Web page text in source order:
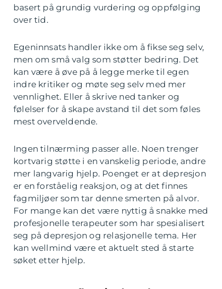
basert på grundig vurdering og oppfølging
over tid.
Egeninnsats handler ikke om å fikse seg selv,
men om små valg som støtter bedring. Det
kan være å øve på å legge merke til egen
indre kritiker og møte seg selv med mer
vennlighet. Eller å skrive ned tanker og
følelser for å skape avstand til det som føles
mest overveldende.
Ingen tilnærming passer alle. Noen trenger
kortvarig støtte i en vanskelig periode, andre
mer langvarig hjelp. Poenget er at depresjon
er en forståelig reaksjon, og at det finnes
fagmiljøer som tar denne smerten på alvor.
For mange kan det være nyttig å snakke med
profesjonelle terapeuter som har spesialisert
seg på depresjon og relasjonelle tema. Her
kan wellmind være et aktuelt sted å starte
søket etter hjelp.